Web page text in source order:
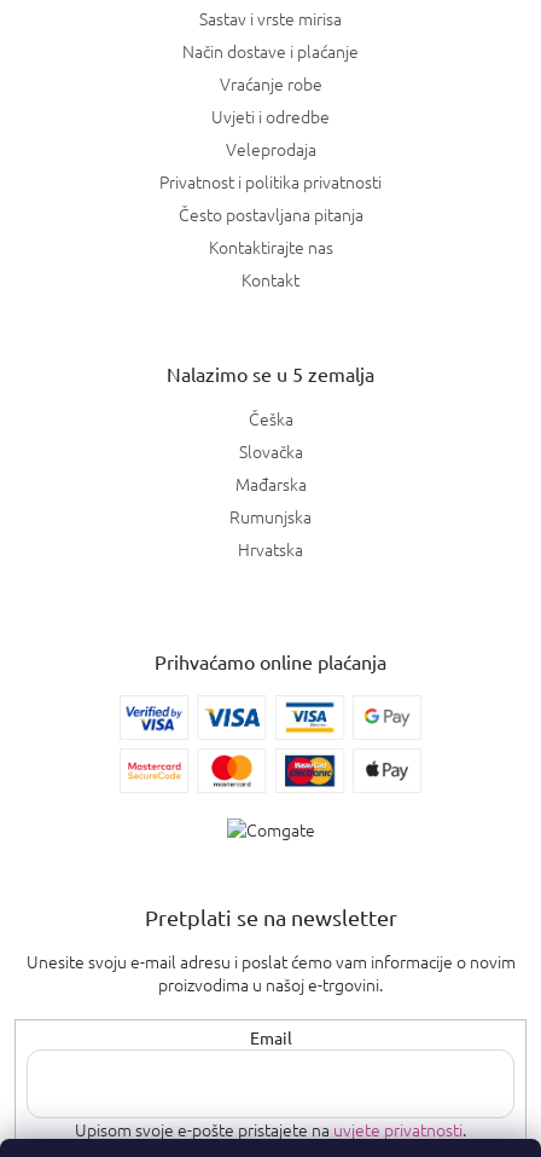
Sastav i vrste mirisa
Način dostave i plaćanje
Vraćanje robe
Uvjeti i odredbe
Veleprodaja
Privatnost i politika privatnosti
Često postavljana pitanja
Kontaktirajte nas
Kontakt
Nalazimo se u 5 zemalja
Češka
Slovačka
Mađarska
Rumunjska
Hrvatska
Prihvaćamo online plaćanja
Pretplati se na newsletter
Unesite svoju e-mail adresu i poslat ćemo vam informacije o novim
proizvodima u našoj e-trgovini.
Email
Upisom svoje e-pošte pristajete nauvjete privatnosti.